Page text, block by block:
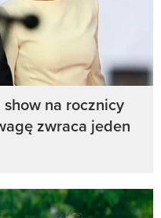
na rocznicy
zwraca jeden